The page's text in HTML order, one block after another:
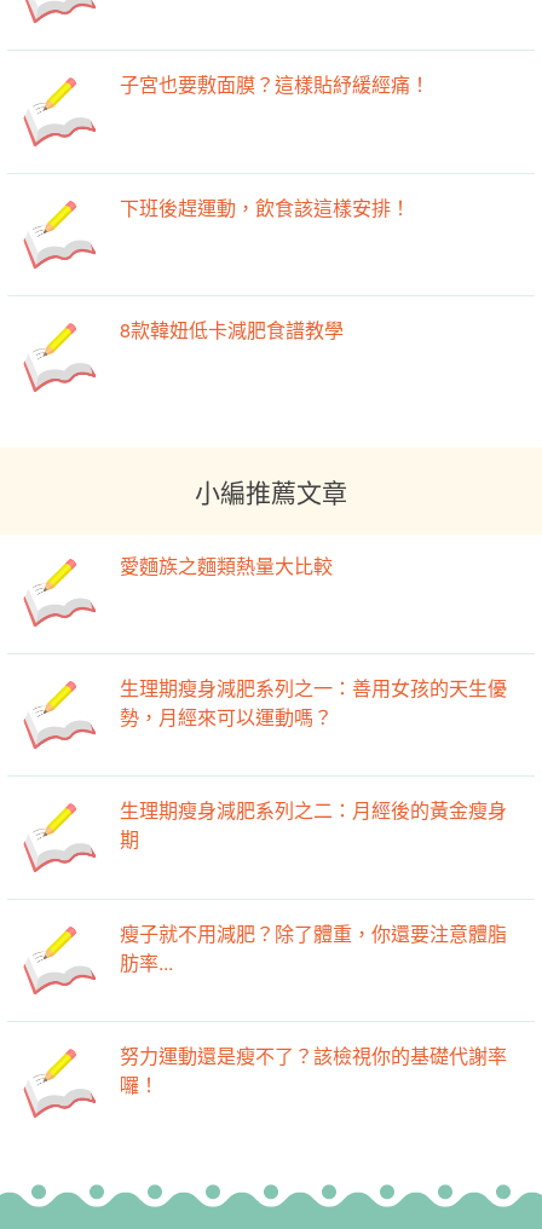
子宮也要敷面膜？這樣貼紓緩經痛！
下班後趕運動，飲食該這樣安排！
8款韓妞低卡減肥食譜教學
小編推薦文章
愛麵族之麵類熱量大比較
生理期瘦身減肥系列之一：善用女孩的天生優
勢，月經來可以運動嗎？
生理期瘦身減肥系列之二：月經後的黃金瘦身
期
瘦子就不用減肥？除了體重，你還要注意體脂
肪率...
努力運動還是瘦不了？該檢視你的基礎代謝率
囉！